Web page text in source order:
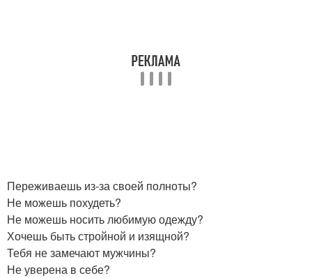
Переживаешь из-за своей полноты?
Не можешь похудеть?
Не можешь носить любимую одежду?
Хочешь быть стройной и изящной?
Тебя не замечают мужчины?
Не уверена в себе?